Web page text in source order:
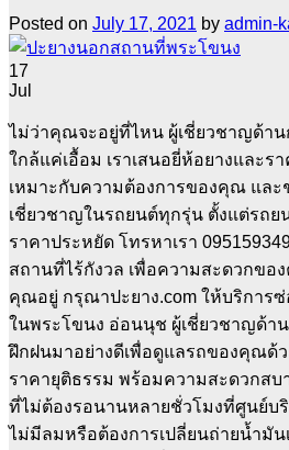
Posted on July 17, 2021 by admin-
17
Jul
ไม่ว่าคุณจะอยู่ที่ไหน ผู้เชี่ยวชาญด้าน
ใกล้แค่เอื้อม เราเสนอยี่ห้อยางและร
เหมาะกับความต้องการของคุณ และ
เชี่ยวชาญในรถยนต์ทุกรุ่น ตั้งแต่รถย
ราคาประหยัด โทรหาเรา
สถานที่ไร้กังวล เพื่อความสะดวกข
คุณอยู่ กรุณาปะยาง.com ให้บริการ
ในพระโขนง อ่อนนุช ผู้เชี่ยวชาญด้าน
ฝึกฝนมาอย่างดีเพื่อดูแลรถของคุณด้ว
ราคายุติธรรม พร้อมความสะดวกสบ
ที่ไม่ต้องรอนานหลายชั่วโมงที่ศูนย์บ
ไม่มีลมหรือต้องการเปลี่ยนถ่ายน้ำมัน